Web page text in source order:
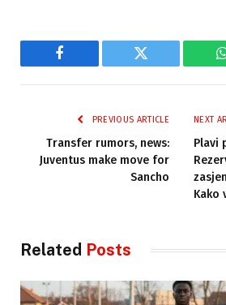
Facebook Twitter
PREVIOUS ARTICLE
Transfer rumors, news:
Juventus make move for
Sancho
NEXT
Plavi
Kako
Related Posts